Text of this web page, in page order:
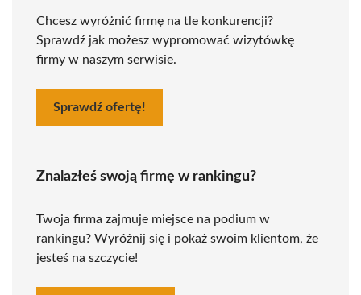
Chcesz wyróżnić firmę na tle konkurencji?
Sprawdź jak możesz wypromować wizytówkę
firmy w naszym serwisie.
Sprawdź ofertę!
Znalazłeś swoją firmę w rankingu?
Twoja firma zajmuje miejsce na podium w
rankingu? Wyróżnij się i pokaż swoim klientom, że
jesteś na szczycie!